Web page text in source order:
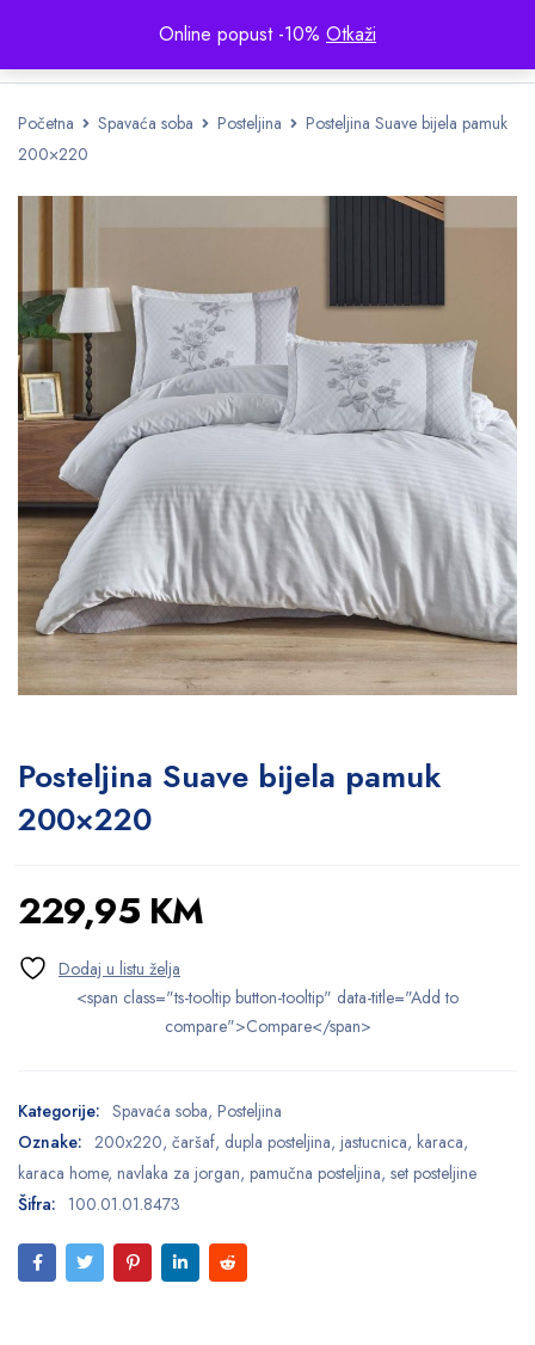
Online popust -10% Otkaži
Početna Spavaća soba Posteljina
Posteljina Suave bijela pamuk
200×220
Posteljina Suave bijela pamuk
200×220
229,95 KM
<span class="ts-tooltip button-tooltip" data-title="Add to
compare">Compare</span>
Kategorije: Spavaća soba, Posteljina
Oznake: 200x220, čaršaf, dupla posteljina, jastucnica, karaca,
karaca home, navlaka za jorgan, pamučna posteljina, set posteljine
Šifra: 100.01.01.8473